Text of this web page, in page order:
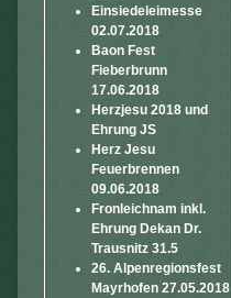
Einsiedeleimesse
02.07.2018
Baon Fest
Fieberbrunn
17.06.2018
Herzjesu 2018 und
Ehrung JS
Herz Jesu
Feuerbrennen
09.06.2018
Fronleichnam inkl.
Ehrung Dekan Dr.
Trausnitz 31.5
26. Alpenregionsfest
Mayrhofen 27.05.2018